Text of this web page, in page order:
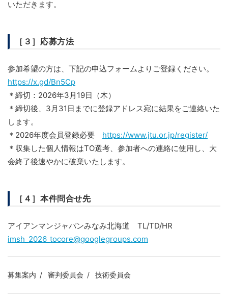
いただきます。
［３］応募方法
参加希望の方は、下記の申込フォームよりご登録ください。
https://x.gd/Bn5Cp
＊締切：2026年3月19日（木）
＊締切後、3月31日までに登録アドレス宛に結果をご連絡いた
します。
＊2026年度会員登録必要 https://www.jtu.or.jp/register/
＊収集した個人情報はTO選考、参加者への連絡に使用し、大
会終了後速やかに破棄いたします。
［４］本件問合せ先
アイアンマンジャパンみなみ北海道 TL/TD/HR
imsh_2026_tocore@googlegroups.com
募集案内 審判委員会 技術委員会